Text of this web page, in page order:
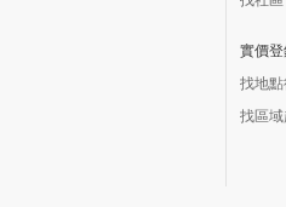
實價
找地
找區